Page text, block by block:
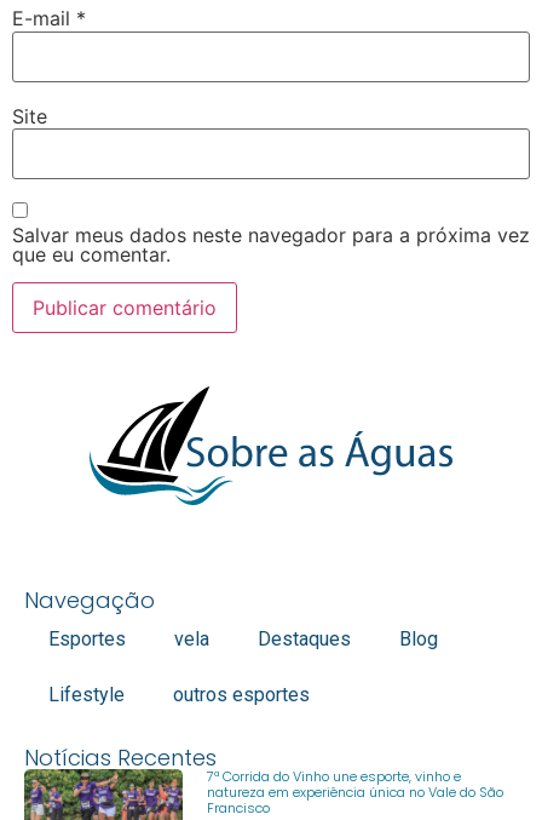
E-mail *
Site
Salvar meus dados neste navegador para a próxima vez
que eu comentar.
Navegação
Esportes vela Destaques Blog
Lifestyle outros esportes
Notícias Recentes
7ª Corrida do Vinho une esporte, vinho e
natureza em experiência única no Vale do São
Francisco